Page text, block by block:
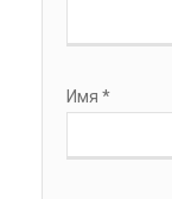
Имя *